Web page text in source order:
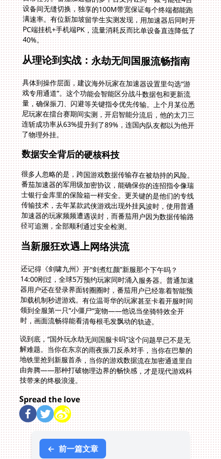
40%。
从理论到实战：永劫无间国服流畅指南
具体到操作层面，建议海外玩家在加速器设置里勾选“游
戏专用通道”。这个功能会智能区分战斗数据包和更新流
量，确保振刀、闪避等关键指令优先传输。上个月某位悉
尼玩家在擂台赛期间实测，开启智能分流后，他的太刀三
连斩成功率从63%提升到了89%，连国内队友都以为他开
了物理外挂。
数据安全背后的硬核科技
很多人忽略的是，跨国游戏数据传输存在被劫持的风险。
番茄加速器的军用级加密协议，能确保你的连招指令像瑞
士银行金库里的保险箱一样安全。更关键的是他们的专线
传输技术，去年某款武侠游戏出现外挂风波时，使用普通
加速器的玩家频频遭遇误封，而番茄用户因为数据传输路
径可追溯，全部顺利通过安全检测。
当新服狂欢遇上网络洪流
还记得《剑啸九州》开“剑煮红颜”新服那个下午吗？
14:00刚过，全球5万预约玩家同时涌入服务器。普通加速
器用户还在登录界面转圈圈时，番茄用户已经靠着智能预
加载机制秒进游戏。有位温哥华的玩家甚至卡着开服时间
领到全服第一只“小僵尸”宠物——他说当坐骑特效全开
时，画面流畅得能看清每根毛发飘动的轨迹。
说到底，“国外玩永劫无间国服卡吗”这个问题早已不是无
解难题。当你在东京的雨夜振刀反杀对手，当你在巴黎的
地铁里抢到新服首杀，当你的游戏数据流在加密通道里自
由奔腾——那种打破物理边界的畅快感，才是现代游戏科
技带来的终极浪漫。
Spread the love
← 前一篇文章